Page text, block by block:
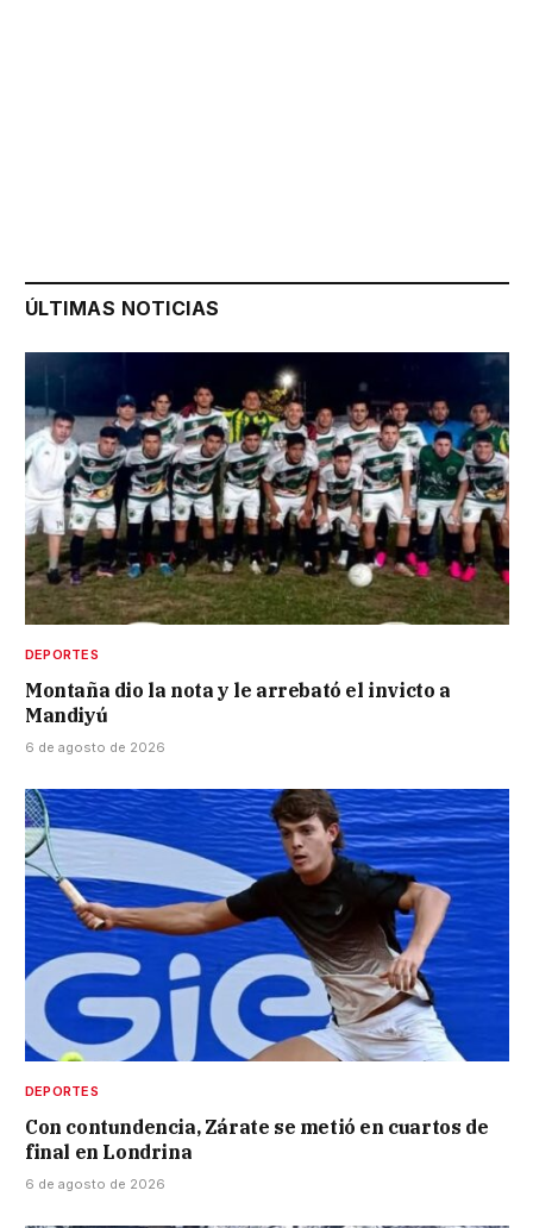
ÚLTIMAS NOTICIAS
DEPORTES
Montaña dio la nota y le arrebató el invicto a
Mandiyú
6 de agosto de 2026
DEPORTES
Con contundencia, Zárate se metió en cuartos de
final en Londrina
6 de agosto de 2026